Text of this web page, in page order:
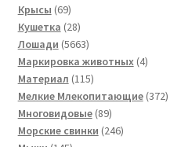
товара
Крысы 6969
товаров
Кушетка 2828
товаров
Лошади 56635663
товара
Маркировка животных 44
Материал 115115
товаров
Мелкие Млекопитающие 372372
Многовидовые 8989
товаров
Морские свинки 246246